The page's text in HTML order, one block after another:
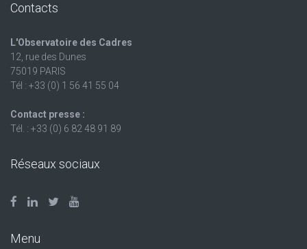
Contacts
L'Observatoire des Cadres
12, rue des Dunes
75019 PARIS
Tél : +33 (0) 1 56 41 55 04
Contact presse :
Tél. : +33 (0) 6 82 48 91 89
Réseaux sociaux
Menu